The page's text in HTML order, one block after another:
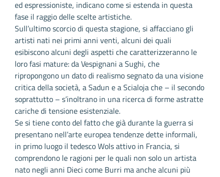
ed espressioniste, indicano come si estenda in questa
fase il raggio delle scelte artistiche.
Sull’ultimo scorcio di questa stagione, si affacciano gli
artisti nati nei primi anni venti, alcuni dei quali
esibiscono alcuni degli aspetti che caratterizzeranno le
loro fasi mature: da Vespignani a Sughi, che
ripropongono un dato di realismo segnato da una visione
critica della società, a Sadun e a Scialoja che – il secondo
soprattutto – s’inoltrano in una ricerca di forme astratte
cariche di tensione esistenziale.
Se si tiene conto del fatto che già durante la guerra si
presentano nell’arte europea tendenze dette informali,
in primo luogo il tedesco Wols attivo in Francia, si
comprendono le ragioni per le quali non solo un artista
nato negli anni Dieci come Burri ma anche alcuni più